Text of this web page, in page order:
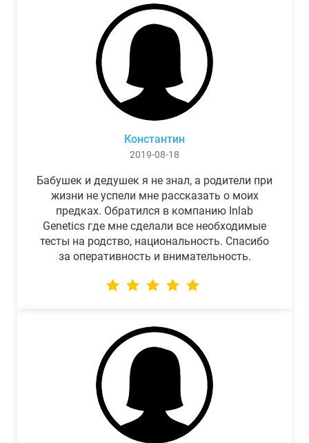
Константин
2019-08-18
Бабушек и дедушек я не знал, а родители при
жизни не успели мне рассказать о моих
предках. Обратился в компанию Inlab
Genetics где мне сделали все необходимые
тесты на родство, национальность. Спасибо
за оперативность и внимательность.